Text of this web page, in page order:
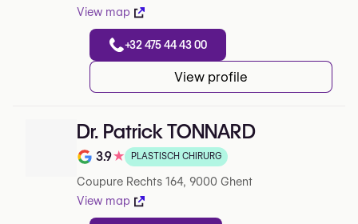
View map
+32 475 44 43 00
View profile
Dr. Patrick TONNARD
Note de 3.9 sur 5 sur Google
3.9★ PLASTISCH CHIRURG
Coupure Rechts 164, 9000 Ghent
View map